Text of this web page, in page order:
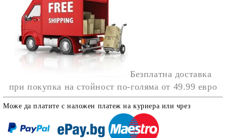
Безплатна доставка
при покупка на стойност по-голяма от 49.99 евро
Може да платите с наложен платеж на куриера или чрез